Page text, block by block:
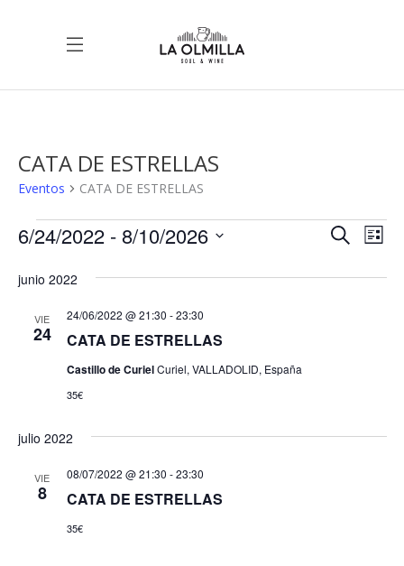
CATA DE ESTRELLAS
Eventos CATA DE ESTRELLAS
Eventos
de
BuscarLista
6/24/2022 - 8/10/2026
la
junio 2022
VIE
24 CATA DE ESTRELLAS
24/06/2022 @ 21:30 -23:30
Castillo de CurielCuriel, VALLADOLID, España
35€
julio 2022
VIE
8 CATA DE ESTRELLAS
08/07/2022 @ 21:30 -23:30
35€